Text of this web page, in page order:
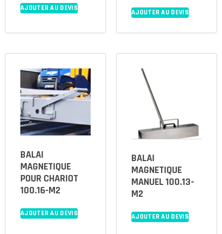
AJOUTER AU DEVIS
AJOUTER AU DEVIS
BALAI
MAGNETIQUE
POUR CHARIOT
100.16-M2
AJOUTER AU DEVIS
BALAI
MAGNETIQUE
MANUEL 100.13-
M2
AJOUTER AU DEVIS